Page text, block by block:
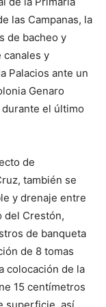
las Campanas, la
de bacheo y
canales y
Palacios ante un
Genaro
el último
de
también se
y drenaje entre
del Crestón,
de banqueta
de 8 tomas
colocación de la
15 centímetros